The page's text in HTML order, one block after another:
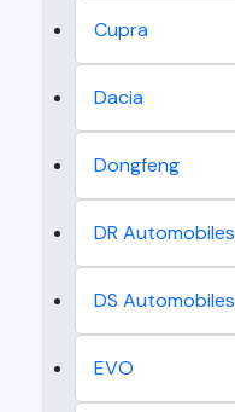
Cupra
Dacia
Dongfeng
DR Automobiles
DS Automobiles
EVO